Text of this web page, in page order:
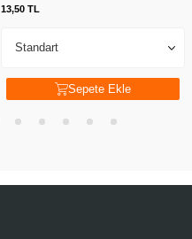
13,50TL
Sepete Ekle